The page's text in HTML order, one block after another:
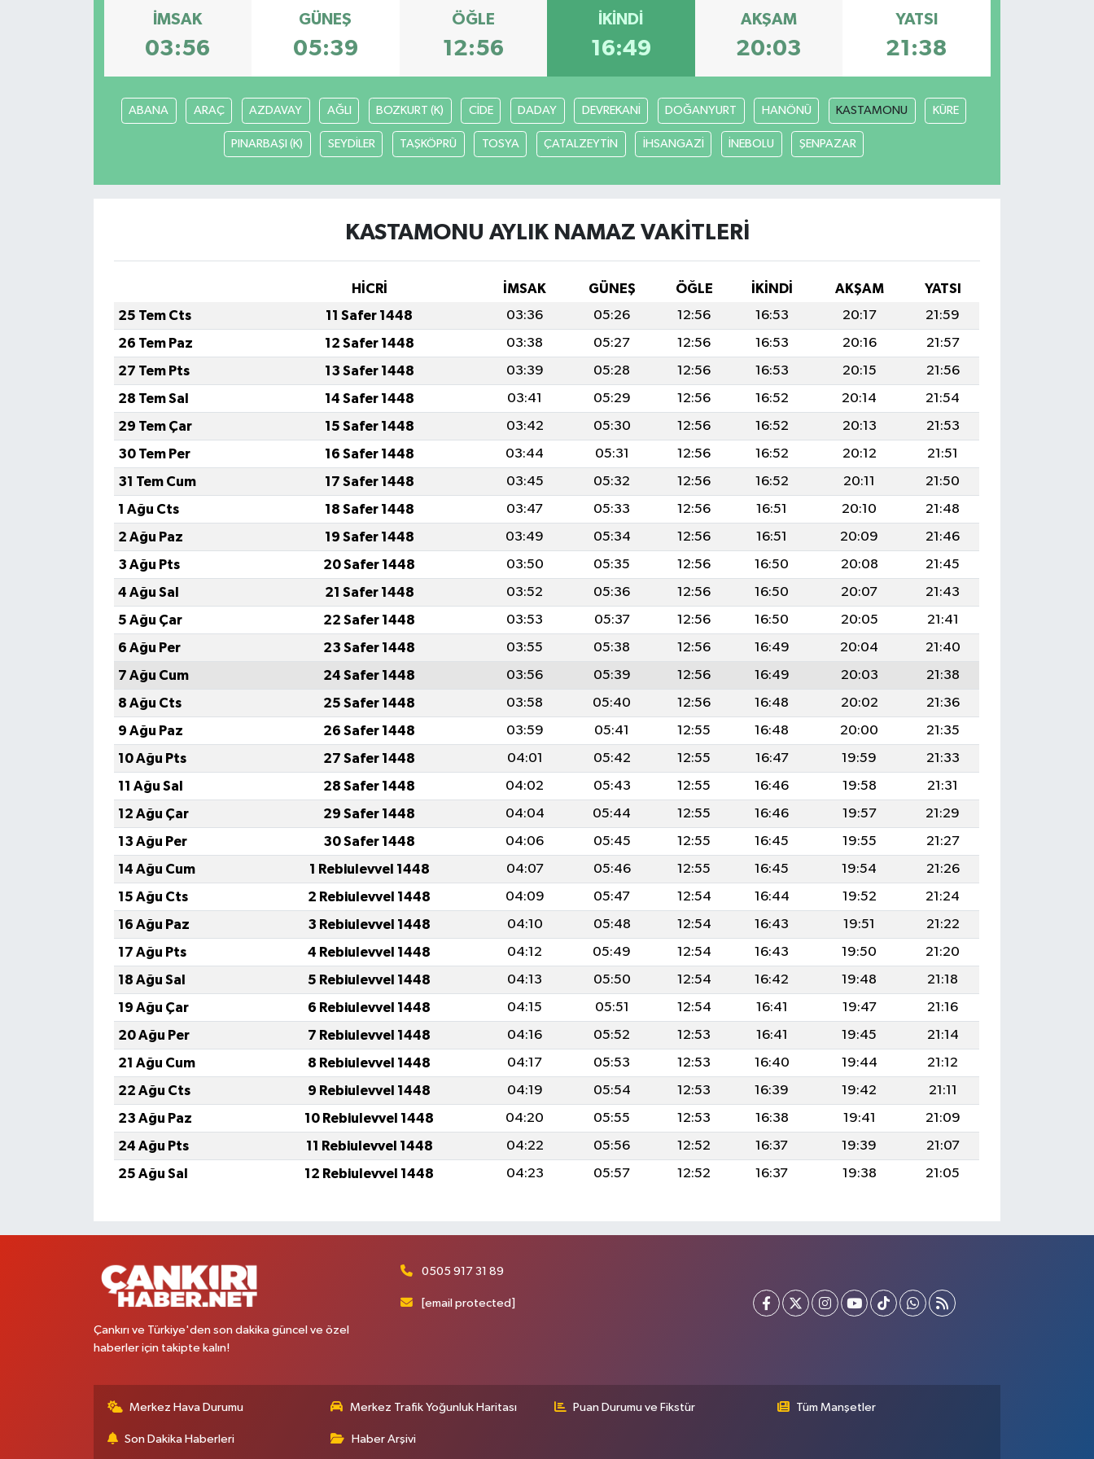
İMSAK
03:56
GÜNEŞ
05:39
ÖĞLE
12:56
İKINDI
16:49
AKŞAM
20:03
YATSI
21:38
ABANA ARAÇ AZDAVAY AĞLI BOZKURT (K) CİDE DADAY DEVREKANİ DOĞANYURT HANÖNÜ KASTAMONU KÜRE
PINARBAŞI (K) SEYDİLER TAŞKÖPRÜ TOSYA ÇATALZEYTİN İHSANGAZİ İNEBOLU ŞENPAZAR
KASTAMONU AYLIK NAMAZ VAKITLERI
HİCRİ İMSAK GÜNEŞ ÖĞLE İKINDI AKŞAM
YATSI
25 Tem Cts
11 Safer 1448 03:36 05:26 12:56 16:53 20:17
21:59
26 Tem Paz
12 Safer 1448 03:38 05:27 12:56 16:53 20:16
21:57
27 Tem Pts
13 Safer 1448 03:39 05:28 12:56 16:53 20:15
21:56
28 Tem Sal
14 Safer 1448 03:41 05:29 12:56 16:52 20:14
21:54
29 Tem Çar
15 Safer 1448 03:42 05:30 12:56 16:52 20:13
21:53
30 Tem Per
16 Safer 1448 03:44 05:31 12:56 16:52 20:12
21:51
31 Tem Cum
17 Safer 1448 03:45 05:32 12:56 16:52 20:11
21:50
1 Ağu Cts
18 Safer 1448 03:47 05:33 12:56 16:51 20:10
21:48
2 Ağu Paz
19 Safer 1448 03:49 05:34 12:56 16:51 20:09
21:46
3 Ağu Pts
20 Safer 1448 03:50 05:35 12:56 16:50 20:08
21:45
4 Ağu Sal
21 Safer 1448 03:52 05:36 12:56 16:50 20:07
21:43
5 Ağu Çar
22 Safer 1448 03:53 05:37 12:56 16:50 20:05
21:41
6 Ağu Per
23 Safer 1448 03:55 05:38 12:56 16:49 20:04
21:40
7 Ağu Cum
24 Safer 1448 03:56 05:39 12:56 16:49 20:03
21:38
8 Ağu Cts
25 Safer 1448 03:58 05:40 12:56 16:48 20:02
21:36
9 Ağu Paz
26 Safer 1448 03:59 05:41 12:55 16:48 20:00
21:35
10 Ağu Pts
27 Safer 1448 04:01 05:42 12:55 16:47 19:59
21:33
11 Ağu Sal
28 Safer 1448 04:02 05:43 12:55 16:46 19:58
21:31
12 Ağu Çar
29 Safer 1448 04:04 05:44 12:55 16:46 19:57
21:29
13 Ağu Per
30 Safer 1448 04:06 05:45 12:55 16:45 19:55
21:27
14 Ağu Cum
1 Rebiulevvel 1448 04:07 05:46 12:55 16:45 19:54
21:26
15 Ağu Cts
2 Rebiulevvel 1448 04:09 05:47 12:54 16:44 19:52
21:24
16 Ağu Paz
3 Rebiulevvel 1448 04:10 05:48 12:54 16:43 19:51
21:22
17 Ağu Pts
4 Rebiulevvel 1448 04:12 05:49 12:54 16:43 19:50
21:20
18 Ağu Sal
5 Rebiulevvel 1448 04:13 05:50 12:54 16:42 19:48
21:18
19 Ağu Çar
6 Rebiulevvel 1448 04:15 05:51 12:54 16:41 19:47
21:16
20 Ağu Per
7 Rebiulevvel 1448 04:16 05:52 12:53 16:41 19:45
21:14
21 Ağu Cum
8 Rebiulevvel 1448 04:17 05:53 12:53 16:40 19:44
21:12
22 Ağu Cts
9 Rebiulevvel 1448 04:19 05:54 12:53 16:39 19:42
21:11
23 Ağu Paz
10 Rebiulevvel 1448 04:20 05:55 12:53 16:38 19:41
21:09
24 Ağu Pts
11 Rebiulevvel 1448 04:22 05:56 12:52 16:37 19:39
21:07
25 Ağu Sal
12 Rebiulevvel 1448 04:23 05:57 12:52 16:37 19:38 21:05
Çankırı ve Türkiye'den son dakika güncel ve özel
haberler için takipte kalın!
0505 917 31 89
[email protected]
Merkez Hava Durumu Merkez Trafik Yoğunluk Haritası Puan Durumu ve Fikstür Tüm Manşetler
Son Dakika Haberleri Haber Arşivi